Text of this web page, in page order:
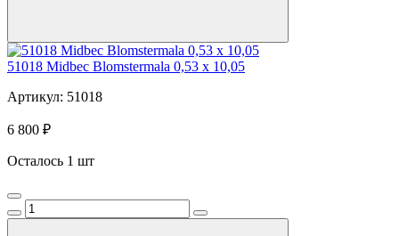
51018 Midbec Blomstermala 0,53 x 10,05
Артикул: 51018
6 800 ₽
Осталось 1 шт